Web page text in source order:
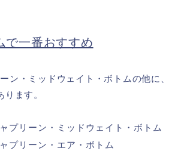
で一番おすすめ
ン・ミッドウェイト・ボトムの他に、
ます。
プリーン・ミッドウェイト・ボトム
プリーン・エア・ボトム